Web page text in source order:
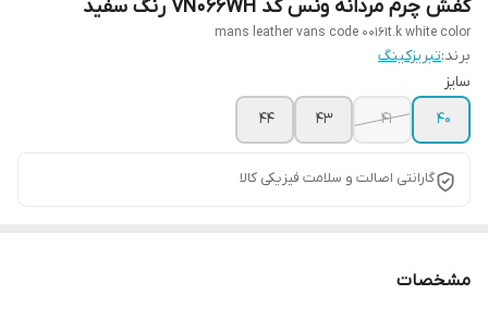
کفش چرم مردانه ونس کد VN066WH رنگ سفید
mans leather vans code 00161t.k white color
برند:تبریزکینگ
سایز
40
41
43
44
گارانتی اصالت و سلامت فیزیکی کالا
مشخصات